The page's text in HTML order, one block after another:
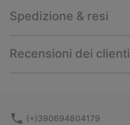
Spedizione & resi
Recensioni dei clienti
(+)390694804179